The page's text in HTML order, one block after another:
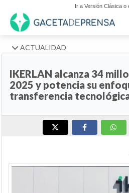
Ir a Versión Clásica o
ACTUALIDAD
IKERLAN alcanza 34
2025 y potencia su
transferencia